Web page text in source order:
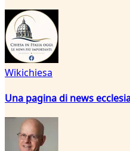
Wikichiesa
Una pagina di news